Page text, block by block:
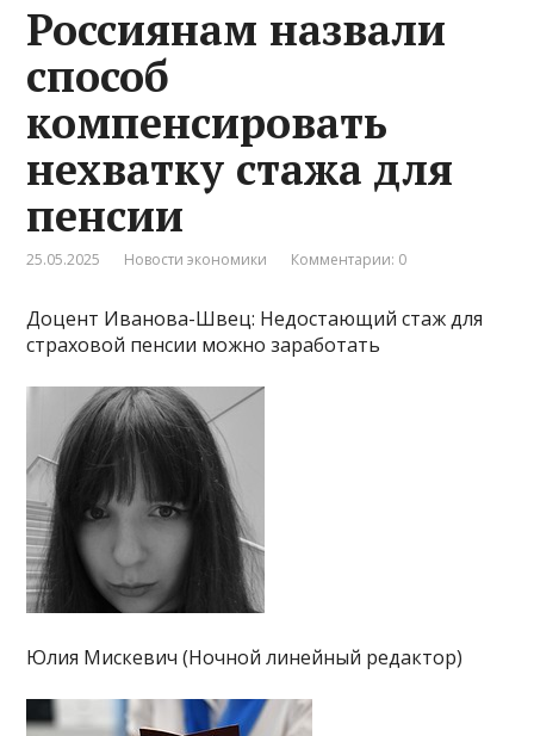
Россиянам назвали
способ
компенсировать
нехватку стажа для
пенсии
25.05.2025 Новости экономики Комментарии: 0
Доцент Иванова-Швец: Недостающий стаж для
страховой пенсии можно заработать
Юлия Мискевич (Ночной линейный редактор)